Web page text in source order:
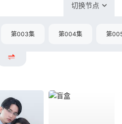
切换节点
第003集 第004集 第